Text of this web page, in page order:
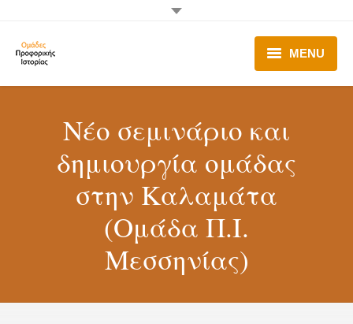
MENU
Λειτουργία Ο.Π.Ι.
Π.Ι. στα Σχολεία
Δράσεις
Σύνδεσμοι – Χρήσιμα
Επικοινωνία
Νέο σεμινάριο και
δημιουργία ομάδας
στην Καλαμάτα
(Ομάδα Π.Ι.
Μεσσηνίας)